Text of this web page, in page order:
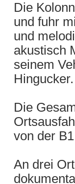
Die
und fuhr
und
akustisch
seinem
Hingucker.
Die
von der
An drei